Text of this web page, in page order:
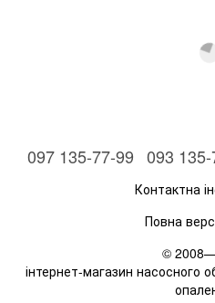
097 135-77-99 093
Контактна
Повна
©
інтернет-магазин насосного